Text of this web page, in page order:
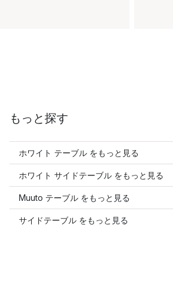
もっと探す
ホワイト テーブル をもっと見る
ホワイト サイドテーブル をもっと見る
Muuto テーブル をもっと見る
サイドテーブル をもっと見る